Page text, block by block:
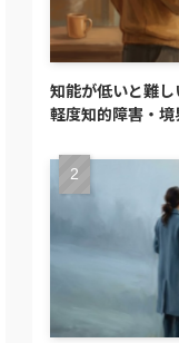
知能が低いと難
軽度知的障害・